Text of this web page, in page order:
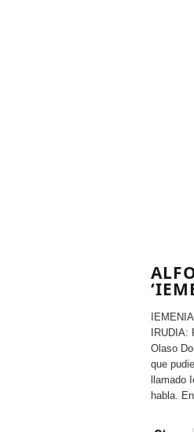
Olaso
que
llamado
habla.